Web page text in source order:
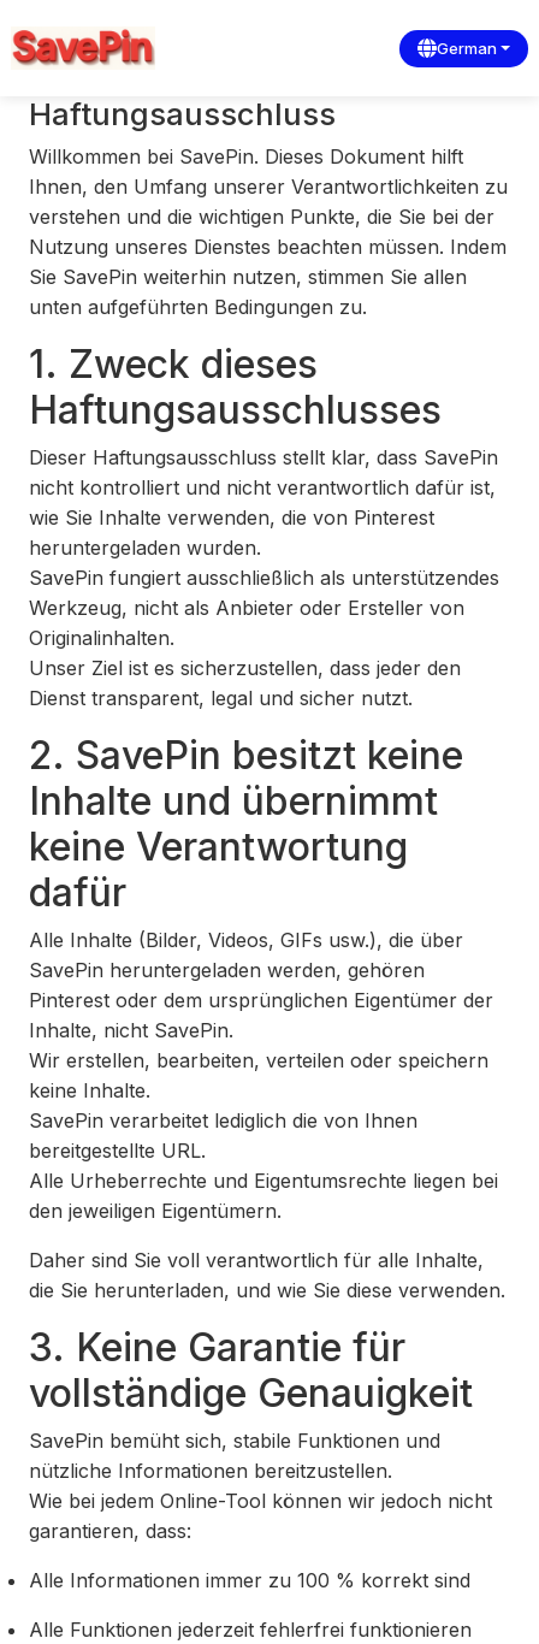
German
Haftungsausschluss
Willkommen bei SavePin. Dieses Dokument hilft
Ihnen, den Umfang unserer Verantwortlichkeiten zu
verstehen und die wichtigen Punkte, die Sie bei der
Nutzung unseres Dienstes beachten müssen. Indem
Sie SavePin weiterhin nutzen, stimmen Sie allen
unten aufgeführten Bedingungen zu.
1. Zweck dieses
Haftungsausschlusses
Dieser Haftungsausschluss stellt klar, dass SavePin
nicht kontrolliert und nicht verantwortlich dafür ist,
wie Sie Inhalte verwenden, die von Pinterest
heruntergeladen wurden.
SavePin fungiert ausschließlich als unterstützendes
Werkzeug, nicht als Anbieter oder Ersteller von
Originalinhalten.
Unser Ziel ist es sicherzustellen, dass jeder den
Dienst transparent, legal und sicher nutzt.
2. SavePin besitzt keine
Inhalte und übernimmt
keine Verantwortung
dafür
Alle Inhalte (Bilder, Videos, GIFs usw.), die über
SavePin heruntergeladen werden, gehören
Pinterest oder dem ursprünglichen Eigentümer der
Inhalte, nicht SavePin.
Wir erstellen, bearbeiten, verteilen oder speichern
keine Inhalte.
SavePin verarbeitet lediglich die von Ihnen
bereitgestellte URL.
Alle Urheberrechte und Eigentumsrechte liegen bei
den jeweiligen Eigentümern.
Daher sind Sie voll verantwortlich für alle Inhalte,
die Sie herunterladen, und wie Sie diese verwenden.
3. Keine Garantie für
vollständige Genauigkeit
SavePin bemüht sich, stabile Funktionen und
nützliche Informationen bereitzustellen.
Wie bei jedem Online-Tool können wir jedoch nicht
garantieren, dass:
Alle Informationen immer zu 100 % korrekt sind
Alle Funktionen jederzeit fehlerfrei funktionieren